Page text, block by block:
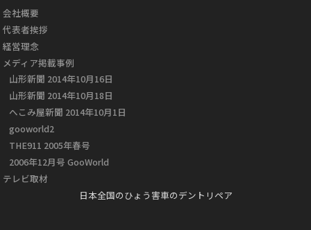
会社概要
代表者挨拶
経営理念
メディア掲載事例
山形新聞 2014年10月16日
山形新聞 2014年10月18日
へこみ屋新聞 2014年10月1日
gooworld2
THE911 2005年春号
2006年12月号 GooWorld
テレビ取材
日本全国のひょう害車のデントリペア